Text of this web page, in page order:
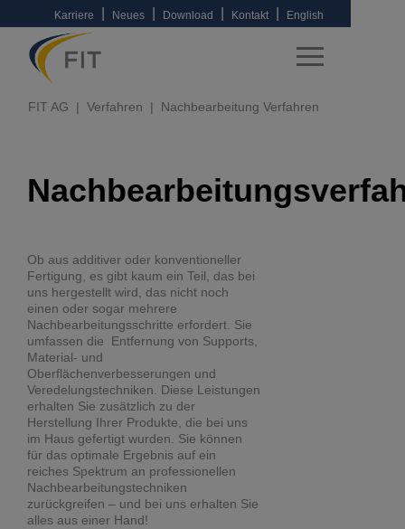
Karriere Neues Download Kontakt English
FIT AG Verfahren Nachbearbeitung Verfahren
Ob aus additiver oder konventioneller
Fertigung, es gibt kaum ein Teil, das bei
uns hergestellt wird, das nicht noch
einen oder sogar mehrere
Nachbearbeitungsschritte erfordert. Sie
umfassen die Entfernung von Supports,
Material- und
Oberflächenverbesserungen und
Veredelungstechniken. Diese Leistungen
erhalten Sie zusätzlich zu der
Herstellung Ihrer Produkte, die bei uns
im Haus gefertigt wurden. Sie können
für das optimale Ergebnis auf ein
reiches Spektrum an professionellen
Nachbearbeitungstechniken
zurückgreifen – und bei uns erhalten Sie
alles aus einer Hand!